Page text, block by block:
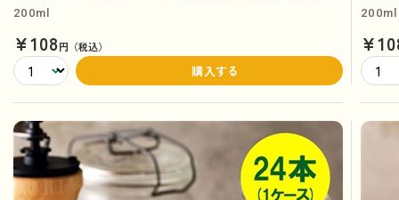
200ml
¥108円（税込）
購入する
200ml